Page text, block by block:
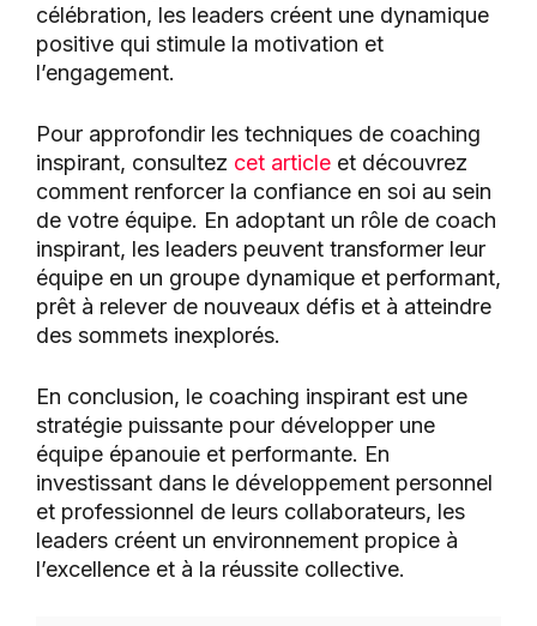
célébration, les leaders créent une dynamique
positive qui stimule la motivation et
l’engagement.
Pour approfondir les techniques de coaching
inspirant, consultez cet article et découvrez
comment renforcer la confiance en soi au sein
de votre équipe. En adoptant un rôle de coach
inspirant, les leaders peuvent transformer leur
équipe en un groupe dynamique et performant,
prêt à relever de nouveaux défis et à atteindre
des sommets inexplorés.
En conclusion, le coaching inspirant est une
stratégie puissante pour développer une
équipe épanouie et performante. En
investissant dans le développement personnel
et professionnel de leurs collaborateurs, les
leaders créent un environnement propice à
l’excellence et à la réussite collective.